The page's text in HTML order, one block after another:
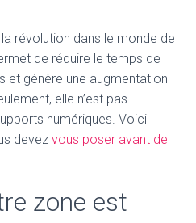
révolution dans le monde de
de réduire le temps de
et génère une augmentation
elle n’est pas
numériques. Voici
devez vous poser avant de
zone est